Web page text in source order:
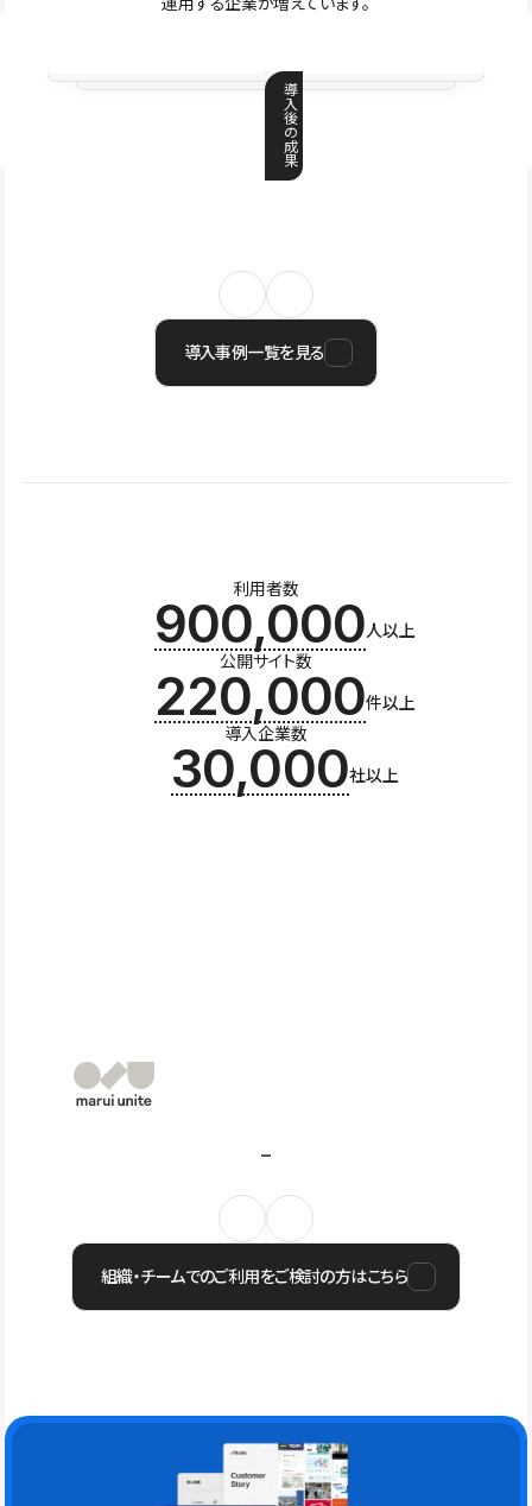
導
入
後
の
成
果
導入事例一覧を見る
利用者数
900,000人以上
公開サイト数
220,000件以上
導入企業数
30,000社以上
組織・チームでのご利用をご検討の方はこちら